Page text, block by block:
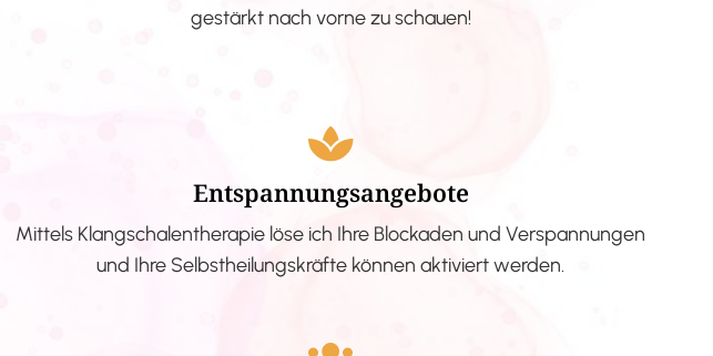
gestärkt nach vorne zu schauen!
Entspannungsangebote
Mittels Klangschalentherapie löse ich Ihre Blockaden und Verspannungen
und Ihre Selbstheilungskräfte können aktiviert werden.